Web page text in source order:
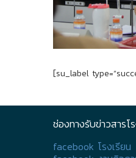
[su_label
ช่องทางรับข่าวสารโ
facebook โรงเรียน